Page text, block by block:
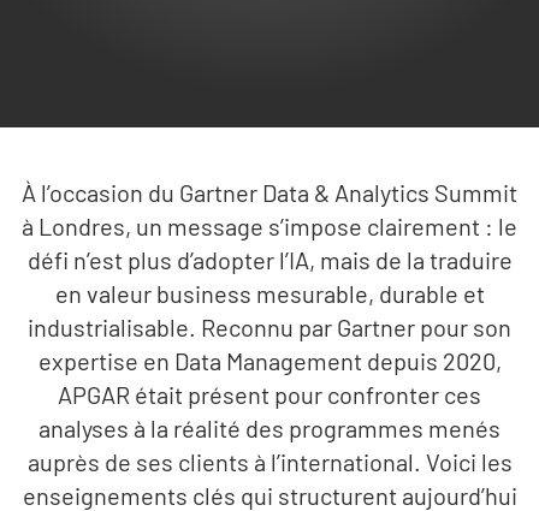
À l’occasion du Gartner Data & Analytics Summit
à Londres, un message s’impose clairement : le
défi n’est plus d’adopter l’IA, mais de la traduire
en valeur business mesurable, durable et
industrialisable. Reconnu par Gartner pour son
expertise en Data Management depuis 2020,
APGAR était présent pour confronter ces
analyses à la réalité des programmes menés
auprès de ses clients à l’international. Voici les
enseignements clés qui structurent aujourd’hui